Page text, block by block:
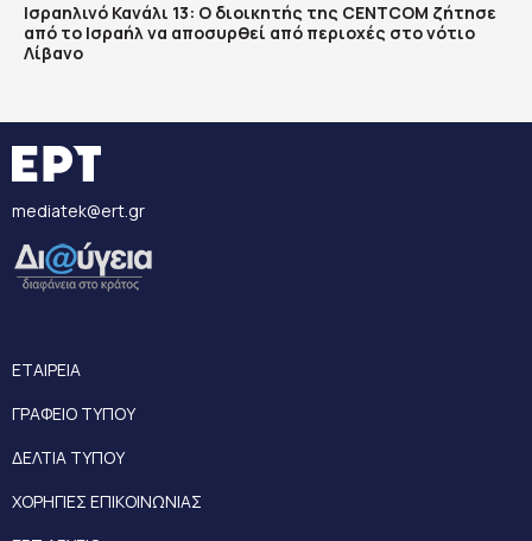
Ισραηλινό Κανάλι 13: Ο διοικητής της CENTCOM ζήτησε
από το Ισραήλ να αποσυρθεί από περιοχές στο νότιο
Λίβανο
mediatek@ert.gr
ΕΤΑΙΡΕΙΑ
ΓΡΑΦΕΙΟ ΤΥΠΟΥ
ΔΕΛΤΙΑ ΤΥΠΟΥ
ΧΟΡΗΓΙΕΣ ΕΠΙΚΟΙΝΩΝΙΑΣ